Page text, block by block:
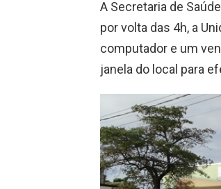
A Secretaria de
por volta das 4h, a
computador e um
janela do local para